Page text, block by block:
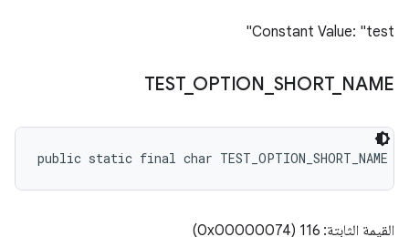
Constant Value: "test"
TEST_ OPTION SHORT_ NAME
public static final char TEST_OPTION_SHORT_NAME
القيمة الثابتة: 116 (0x00000074)